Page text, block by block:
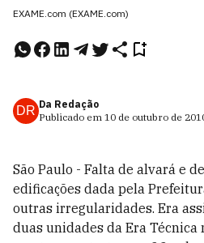
EXAME.com (EXAME.com)
DR Da Redação
Publicado em 10 de outubro de
São Paulo - Falta de alvará e
edificações dada pela
outras irregularidades. Era
duas unidades da Era Técnica